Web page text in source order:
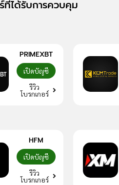
ที่ได้รับการควบคุม
PRIMEXBT
เปิดบัญชี
รีวิว
โบรกเกอร์
HFM
เปิดบัญชี
รีวิว
โบรกเกอร์